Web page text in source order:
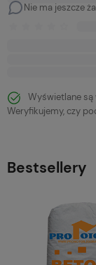
Nie ma jeszcze
Wyświetlane
Weryfikujemy, czy
Bestsellery